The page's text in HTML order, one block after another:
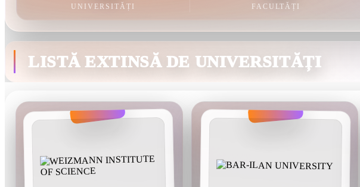
UNIVERSITĂȚI FACULTĂȚI
LISTĂ EXTINSĂ DE UNIVERSITĂȚI